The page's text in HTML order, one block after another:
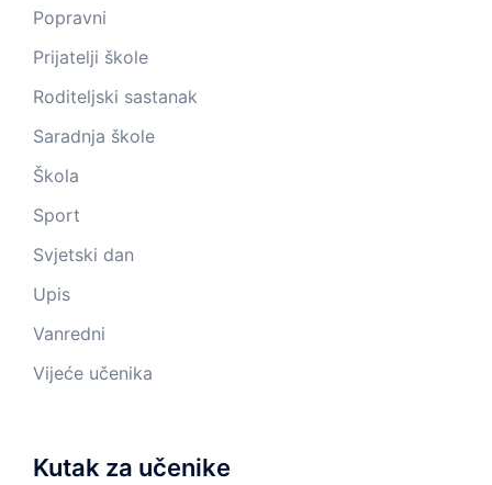
Popravni
Prijatelji škole
Roditeljski sastanak
Saradnja škole
Škola
Sport
Svjetski dan
Upis
Vanredni
Vijeće učenika
Kutak za učenike